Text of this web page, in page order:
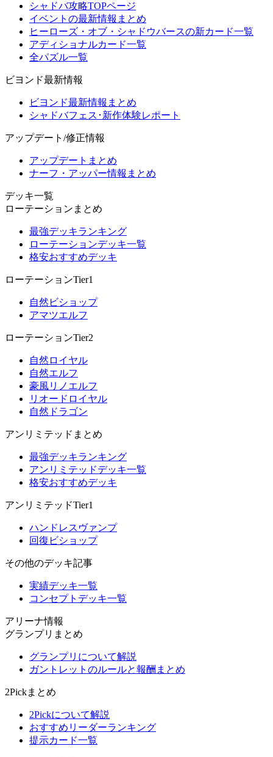
シャドバ攻略TOPページ
イベントの最新情報まとめ
ヒーローズ・オブ・シャドウバースの新カード一覧
アディショナルカード一覧
全パズル一覧
ビヨンド最新情報
ビヨンド最新情報まとめ
シャドバフェス･新作体験レポート
アップデート/修正情報
アップデートまとめ
ナーフ・アッパー情報まとめ
デッキ一覧
ローテーションまとめ
最強デッキランキング
ローテーションデッキ一覧
格安おすすめデッキ
ローテーションTier1
自然ビショップ
アマツエルフ
ローテーションTier2
自然ロイヤル
自然エルフ
豪風リノエルフ
リオードロイヤル
自然ドラゴン
アンリミテッドまとめ
最強デッキランキング
アンリミテッドデッキ一覧
格安おすすめデッキ
アンリミテッドTier1
ハンドレスヴァンプ
回復ビショップ
その他のデッキ記事
実績デッキ一覧
コンセプトデッキ一覧
アリーナ情報
グランプリまとめ
グランプリについて解説
ガントレットのルールと報酬まとめ
2Pickまとめ
2Pickについて解説
おすすめリーダーランキング
提示カード一覧